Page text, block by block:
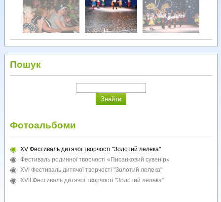
Пошук
Фотоальбоми
XV Фестиваль дитячої творчості "Золотий лелека"
Фестиваль родинної творчості «Писанковий сувенір»
XVI Фестиваль дитячої творчості "Золотий лелека"
XVII Фестиваль дитячої творчості "Золотий лелека"